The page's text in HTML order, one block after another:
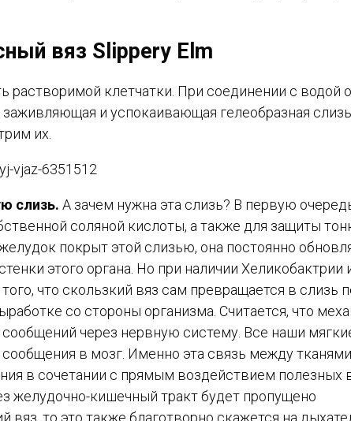
вяз Slippery Elm
растворимой клетчатки. При соединении с водой
и успокаивающая гелеобразная слизь
их.
слизь. А зачем нужна эта слизь? В первую
соляной кислоты, а также для защиты
покрыт этой слизью, она постоянно
этого органа. Но при наличии Хеликобактрии
что скользкий вяз сам превращается в слизь
со стороны организма. Считается, что
через нервную систему. Все наши
в мозг. Именно эта связь между тканями
в сочетании с прямым воздействием полезных
желудочно-кишечный тракт будет пропущено